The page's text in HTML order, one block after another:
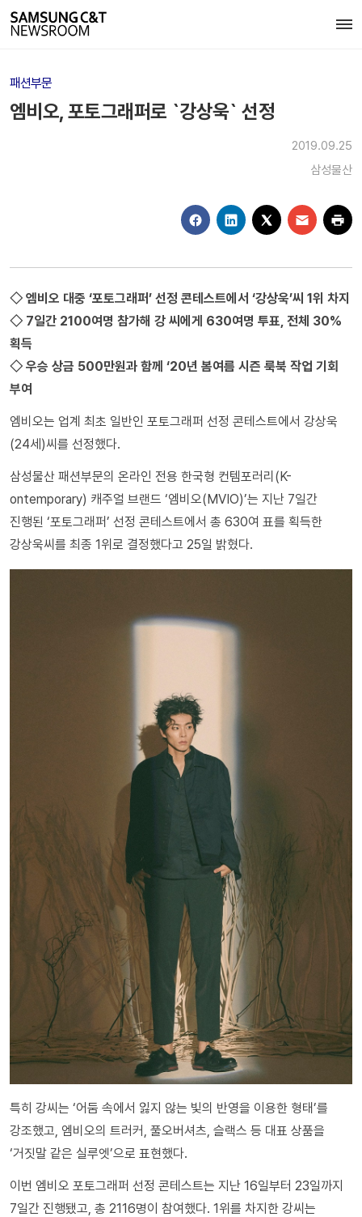
패션부문
엠비오, 포토그래퍼로 `강상욱` 선정
2019.09.25
삼성물산
◇ 엠비오 대중 ‘포토그래퍼’ 선정 콘테스트에서 ‘강상욱’씨 1위 차지
◇ 7일간 2100여명 참가해 강 씨에게 630여명 투표, 전체 30%
획득
◇ 우승 상금 500만원과 함께 ‘20년 봄여름 시즌 룩북 작업 기회
부여
엠비오는 업계 최초 일반인 포토그래퍼 선정 콘테스트에서 강상욱
(24세)씨를 선정했다.
삼성물산 패션부문의 온라인 전용 한국형 컨템포러리(K-
ontemporary) 캐주얼 브랜드 ‘엠비오(MVIO)’는 지난 7일간
진행된 ‘포토그래퍼’ 선정 콘테스트에서 총 630여 표를 획득한
강상욱씨를 최종 1위로 결정했다고 25일 밝혔다.
특히 강씨는 ‘어둠 속에서 잃지 않는 빛의 반영을 이용한 형태’를
강조했고, 엠비오의 트러커, 풀오버셔츠, 슬랙스 등 대표 상품을
‘거짓말 같은 실루엣’으로 표현했다.
이번 엠비오 포토그래퍼 선정 콘테스트는 지난 16일부터 23일까지
7일간 진행됐고, 총 2116명이 참여했다. 1위를 차지한 강씨는